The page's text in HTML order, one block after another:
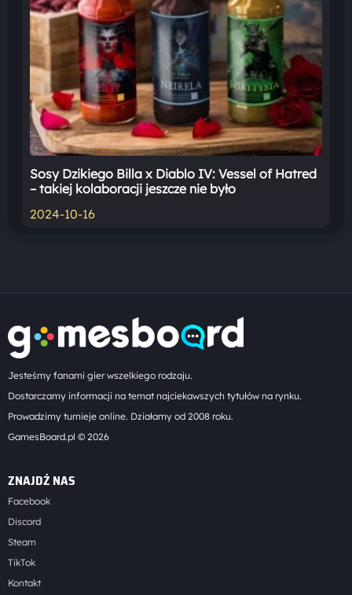
Sosy Dzikiego Billa x Diablo IV: Vessel of Hatred
– takiej kolaboracji jeszcze nie było
2024-10-16
Jesteśmy fanami gier wszelkiego rodzaju.
Dostarczamy informacji na temat najciekawszych tytułów na rynku.
Prowadzimy turnieje online. Działamy od 2008 roku.
GamesBoard.pl © 2026
ZNAJDŹ NAS
Facebook
Discord
Steam
TikTok
Kontakt